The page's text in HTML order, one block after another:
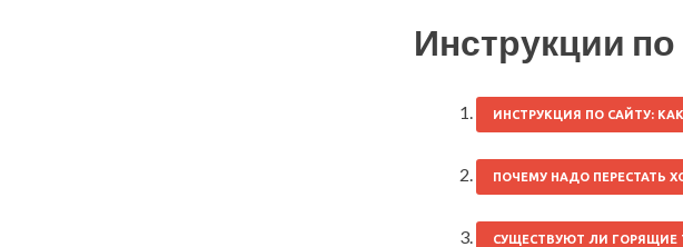
Инструкции
ИНСТРУКЦИЯ ПО САЙТУ:
ПОЧЕМУ НАДО ПЕРЕСТАТЬ
СУЩЕСТВУЮТ ЛИ ГОРЯЩИЕ